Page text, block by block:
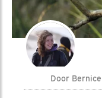
Door